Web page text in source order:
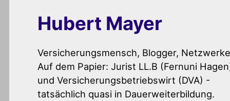
Hubert Mayer
Versicherungsmensch, Blogger,
Auf dem Papier: Jurist LL.B (Fernuni
und Versicherungsbetriebswirt (DVA) -
tatsächlich quasi in Dauerweiterbildung.